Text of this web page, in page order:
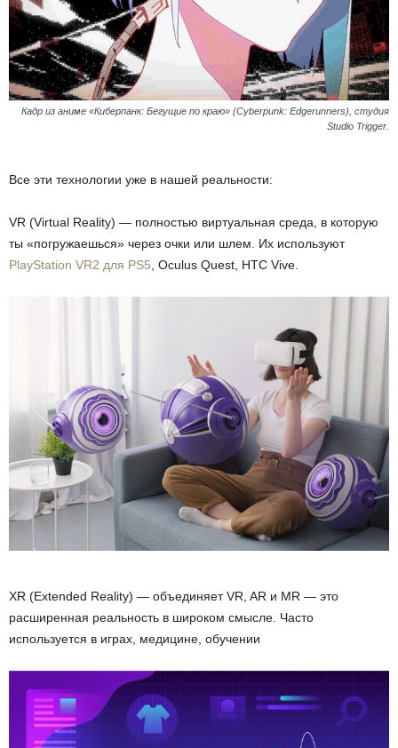
Кадр из аниме «Киберпанк: Бегущие по краю» (Cyberpunk: Edgerunners), студия
Studio Trigger.
Все эти технологии уже в нашей реальности:
VR (Virtual Reality) — полностью виртуальная среда, в которую
ты «погружаешься» через очки или шлем. Их используют
PlayStation VR2 для PS5, Oculus Quest, HTC Vive.
XR (Extended Reality) — объединяет VR, AR и MR — это
расширенная реальность в широком смысле. Часто
используется в играх, медицине, обучении